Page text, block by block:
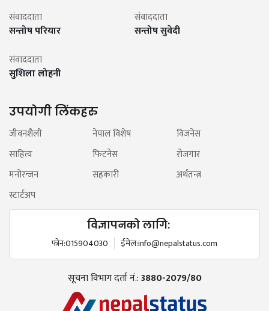
संवाददाता
सन्तोष परियार
संवाददाता
सन्तोष सुवेदी
संवाददाता
सुशिला लोहनी
उपयोगी लिंकहरु
जीवनशैली नेपाल विशेष
विजनेस
साहित्य
फिटनेस
रोजगार
मनोरन्जन
सहकारी
अर्थतन्त्र
स्टार्टअप
विज्ञापनको लागि:
फोन:015904030 ईमेल:info@nepalstatus.com
सूचना विभाग दर्ता नं.:3880-2079/80